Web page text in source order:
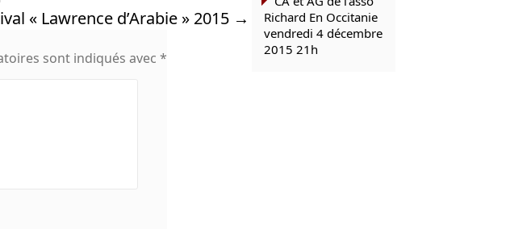
Richard En Occitanie
vendredi 4 décembre
2015 21h
« Lawrence d’Arabie » 2015 →
sont indiqués avec *